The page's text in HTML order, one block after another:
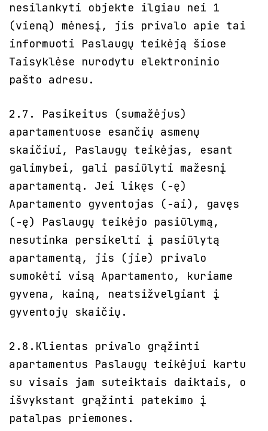
nesilankyti objekte ilgiau nei 1
(vieną) mėnesį, jis privalo apie tai
informuoti Paslaugų teikėją šiose
Taisyklėse nurodytu elektroninio
pašto adresu.
2.7. Pasikeitus (sumažėjus)
apartamentuose esančių asmenų
skaičiui, Paslaugų teikėjas, esant
galimybei, gali pasiūlyti mažesnį
apartamentą. Jei likęs (-ę)
Apartamento gyventojas (-ai), gavęs
(-ę) Paslaugų teikėjo pasiūlymą,
nesutinka persikelti į pasiūlytą
apartamentą, jis (jie) privalo
sumokėti visą Apartamento, kuriame
gyvena, kainą, neatsižvelgiant į
gyventojų skaičių.
2.8.Klientas privalo grąžinti
apartamentus Paslaugų teikėjui kartu
su visais jam suteiktais daiktais, o
išvykstant grąžinti patekimo į
patalpas priemones.